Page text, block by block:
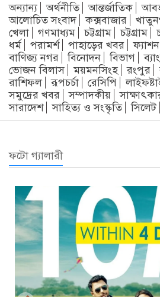
অন্যান্য অর্থনীতি আন্তর্জাতিক
আলোচিত সংবাদ
কক্সবাজার
খেলা
গণমাধ্যম চট্টগ্রাম চট্টগ্রাম
ধর্ম
পরামর্শ পাহাড়ের খবর ফ্যাশন
বাণিজ্য নগর
বিনোদন বিভাগ
ভোজন বিলাস
ময়মনসিংহ রংপুর
রাশিফল
রূপচর্চা রেসিপি
সমুদ্রের খবর
সম্পাদকীয়
সারাদেশ
সাহিত্য ও সংস্কৃতি সিলেট
ফটো গ্যালারী